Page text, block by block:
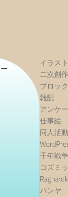
イラスト
二次創
ブロッ
雑記
アンケ
仕事絵
同人活
千年戦
コズミ
Ragnarok
パンヤ